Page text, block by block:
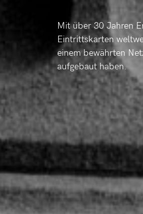
Mit über 30 Jahren
Eintrittskarten
einem bewährten
aufgebaut haben.